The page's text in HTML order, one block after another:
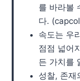
를 바라볼
다.
속도는 우
점점 넓어
든 가치를
성찰, 존재